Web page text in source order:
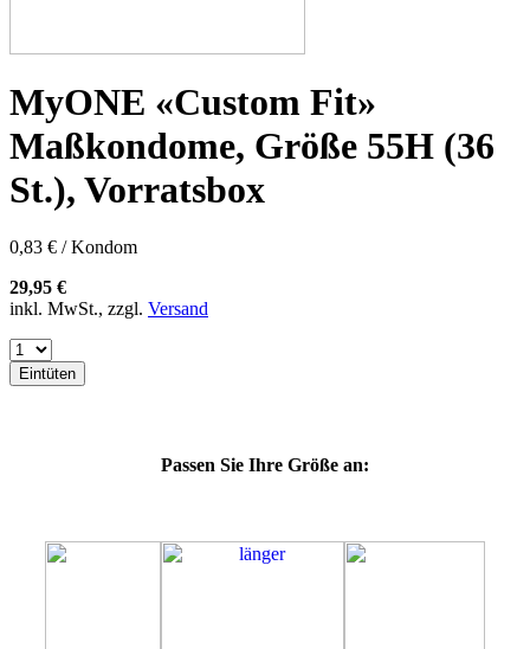
57H
57K
60E
60F
60G
60H
60K
60L
64E
64F
64L
64M
MyONE «Custom Fit»
Maßkondome, Größe 55H (36
St.), Vorratsbox
0,83 € / Kondom
29,95 €
inkl. MwSt., zzgl. Versand
Eintüten
Passen Sie Ihre Größe an: